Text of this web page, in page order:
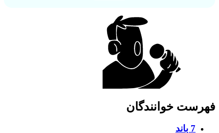
فهرست خوانندگان
7 باند